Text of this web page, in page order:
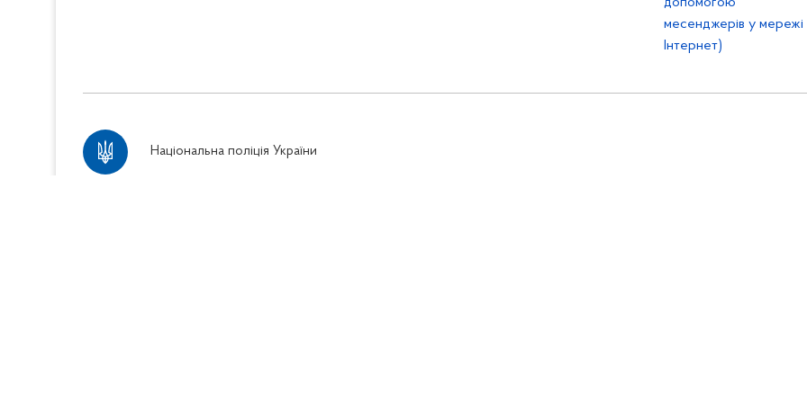
месенджерів у мережі
Інтернет)
Національна поліція України